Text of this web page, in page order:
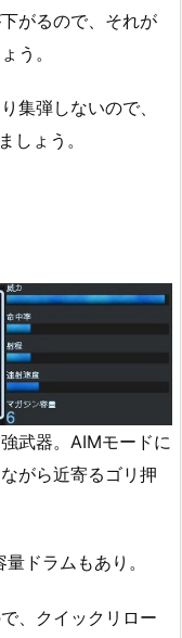
がるので、それが
う。
集弾しないので、
しょう。
武器。AIMモードに
がら近寄るゴリ押
ドラムもあり。
、クイックリロー